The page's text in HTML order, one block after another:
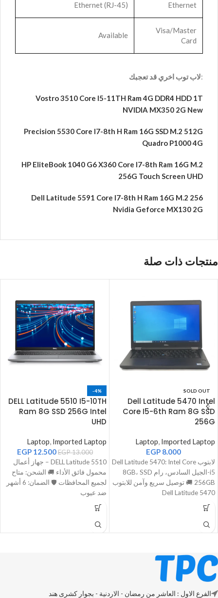
Ethernet
Ethernet (RJ-45)
Visa/Master
Card
Available
:لاب توب اخري قد تعجبك
Vostro 3510 Core I5-11TH Ram 4G DDR4 HDD 1T
NVIDIA MX350 2G New
Precision 5530 Core I7-8th H Ram 16G SSD M.2 512G
Quadro P1000 4G
HP EliteBook 1040 G6 X360 Core I7-8th Ram 16G M.2
256G Touch Screen UHD
Dell Latitude 5591 Core I7-8th H Ram 16G M.2 256
Nvidia Geforce MX130 2G
منتجات ذات صلة
SOLD OUT
Dell Latitude 5470 Intel
Core I5-6th Ram 8G SSD
256G
Laptop, Imported Laptop
EGP 8.000
لابتوب Dell Latitude 5470: Intel Core
i5-الجيل السادس، رام 8GB، SSD
256GB 🚚 توصيل سريع وآمن للابتوب
Dell Latitude 5470
-4%
DELL Latitude 5510 I5-10TH
Ram 8G SSD 256G Intel
UHD
Laptop, Imported Laptop
EGP13.000
EGP 12.500
DELL Latitude 5510 – جهاز أعمال
محمول فائق الأداء 🚚 الشحن: متاح
لجميع المحافظات 🛡️ الضمان: 6 أشهر
ضد عيوب
الفرع الاول : العاشر من رمضان - الاردنية - بجوار كشرى هند